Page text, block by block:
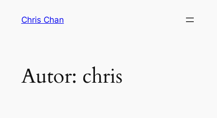
InhaltChris Chan
Autor: chris